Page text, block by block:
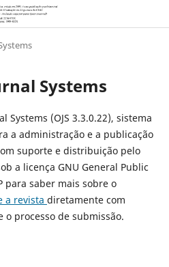
Systems
Systems (OJS 3.3.0.22), sistema
a administração e a publicação
suporte e distribuição pelo
a licença GNU General Public
para saber mais sobre o
a revista diretamente com
processo de submissão.